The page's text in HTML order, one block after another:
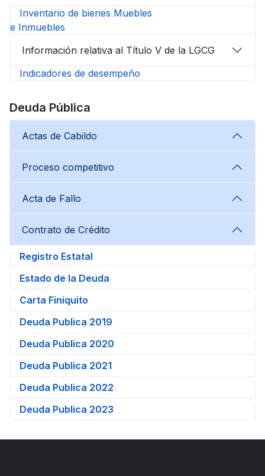
Inventario de bienes Muebles
e Inmuebles
Información relativa al Título V de la LGCG
Indicadores de desempeño
Deuda Pública
Actas de Cabildo
Proceso competitivo
Acta de Fallo
Contrato de Crédito
Registro Estatal
Estado de la Deuda
Carta Finiquito
Deuda Publica 2019
Deuda Publica 2020
Deuda Publica 2021
Deuda Publica 2022
Deuda Publica 2023